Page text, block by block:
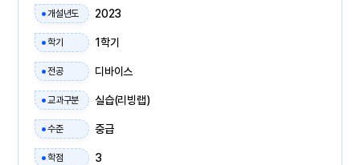
개설년도 2023
학기 1학기
전공 디바이스
교과구분 실습(리빙랩)
수준 중급
학점 3